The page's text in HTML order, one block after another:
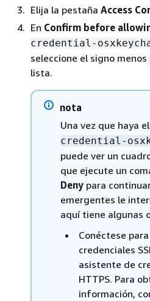
Elija la pestaña Access
En Confirm before
credential-
seleccione el signo
lista.
nota
Una vez que haya
credential-
puede ver un
que ejecute un
Deny para
emergentes le
aquí tiene algunas
Conéctese
credenciales
asistente de
HTTPS. Para
información,